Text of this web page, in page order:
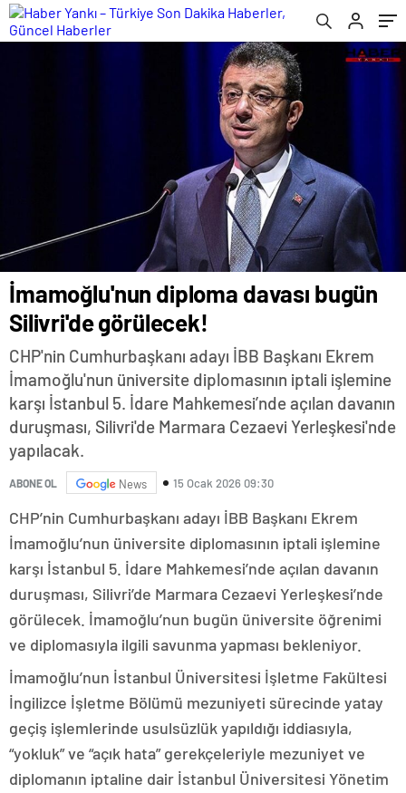
İmamoğlu'nun diploma davası bugün
Silivri'de görülecek!
CHP'nin Cumhurbaşkanı adayı İBB Başkanı Ekrem
İmamoğlu'nun üniversite diplomasının iptali işlemine
karşı İstanbul 5. İdare Mahkemesi’nde açılan davanın
duruşması, Silivri'de Marmara Cezaevi Yerleşkesi'nde
yapılacak.
ABONE OL News 15 Ocak 2026 09:30
CHP’nin Cumhurbaşkanı adayı İBB Başkanı Ekrem
İmamoğlu’nun üniversite diplomasının iptali işlemine
karşı İstanbul 5. İdare Mahkemesi’nde açılan davanın
duruşması, Silivri’de Marmara Cezaevi Yerleşkesi’nde
görülecek. İmamoğlu’nun bugün üniversite öğrenimi
ve diplomasıyla ilgili savunma yapması bekleniyor.
İmamoğlu’nun İstanbul Üniversitesi İşletme Fakültesi
İngilizce İşletme Bölümü mezuniyeti sürecinde yatay
geçiş işlemlerinde usulsüzlük yapıldığı iddiasıyla,
“yokluk” ve “açık hata” gerekçeleriyle mezuniyet ve
diplomanın iptaline dair İstanbul Üniversitesi Yönetim